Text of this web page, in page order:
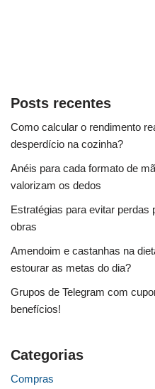
Posts recentes
Como calcular o rendimento
desperdício na cozinha?
Anéis para cada formato de
valorizam os dedos
Estratégias para evitar perdas
obras
Amendoim e castanhas na
estourar as metas do dia?
Grupos de Telegram com
benefícios!
Categorias
Compras